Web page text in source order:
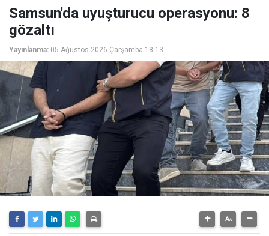
Samsun'da uyuşturucu operasyonu: 8
gözaltı
Yayınlanma: 05 Ağustos 2026 Çarşamba 18:13